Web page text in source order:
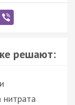
решают:
нитрата